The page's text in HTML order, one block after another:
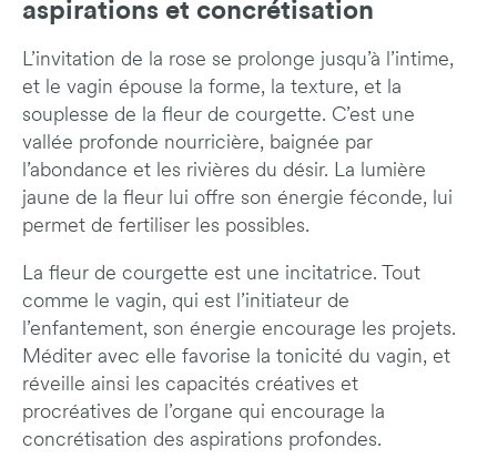
aspirations et concrétisation
L’invitation de la rose se prolonge jusqu’à l’intime,
et le vagin épouse la forme, la texture, et la
souplesse de la fleur de courgette. C’est une
vallée profonde nourricière, baignée par
l’abondance et les rivières du désir. La lumière
jaune de la fleur lui offre son énergie féconde, lui
permet de fertiliser les possibles.
La fleur de courgette est une incitatrice. Tout
comme le vagin, qui est l’initiateur de
l’enfantement, son énergie encourage les projets.
Méditer avec elle favorise la tonicité du vagin, et
réveille ainsi les capacités créatives et
procréatives de l’organe qui encourage la
concrétisation des aspirations profondes.